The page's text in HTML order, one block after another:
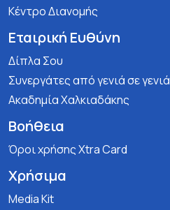
Κέντρο Διανομής
Εταιρική Ευθύνη
Δίπλα Σου
Συνεργάτες από γενιά σε γενιά
Ακαδημία Χαλκιαδάκης
Βοήθεια
Όροι χρήσης Xtra Card
Χρήσιμα
Media Kit